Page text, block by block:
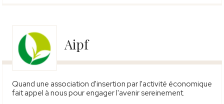
Aipf
Quand une association d'insertion par l'activité économique
fait appel à nous pour engager l'avenir sereinement.